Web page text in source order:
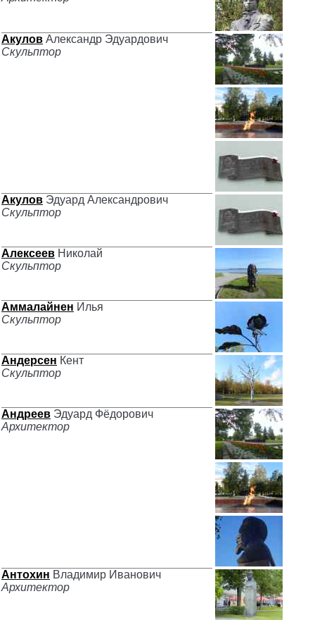
Акулов Александр Эдуардович
Скульптор
Акулов Эдуард Александрович
Скульптор
Алексеев Николай
Скульптор
Аммалайнен Илья
Скульптор
Андерсен Кент
Скульптор
Андреев Эдуард Фёдорович
Архитектор
Антохин Владимир Иванович
Архитектор